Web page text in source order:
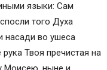
языки: Сам
того Духа
насади во ушеса
Твоя пречистая на